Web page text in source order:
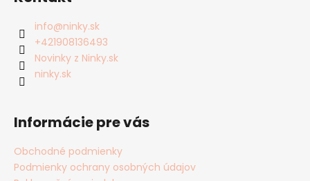
info@ninky.sk
+421908136493
Novinky z Ninky.sk
ninky.sk
Informácie pre vás
Obchodné podmienky
Podmienky ochrany osobných údajov